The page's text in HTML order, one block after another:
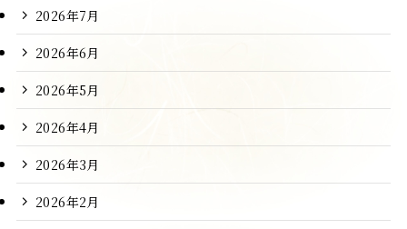
2026年7月
2026年6月
2026年5月
2026年4月
2026年3月
2026年2月